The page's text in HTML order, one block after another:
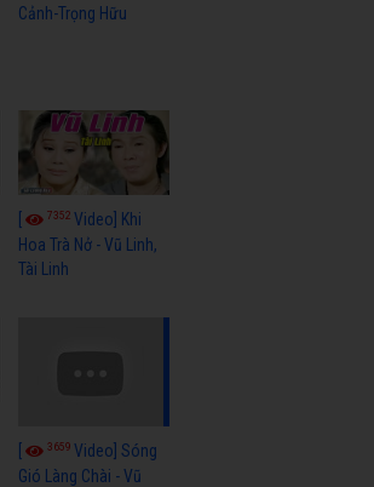
Cảnh-Trọng Hữu
7352Video] Khi
Hoa Trà Nở - Vũ Linh,
Tài Linh
3659Video] Sóng
Gió Làng Chài - Vũ